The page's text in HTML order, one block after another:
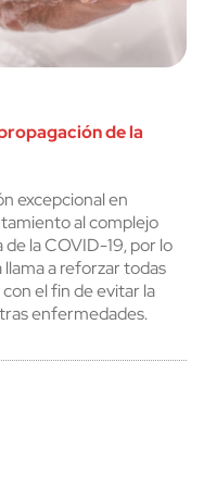
de la
excepcional en
al complejo
la COVID-19, por lo
a reforzar todas
el fin de evitar la
enfermedades.